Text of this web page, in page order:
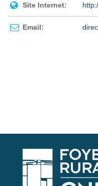
Site Internet:
Email: